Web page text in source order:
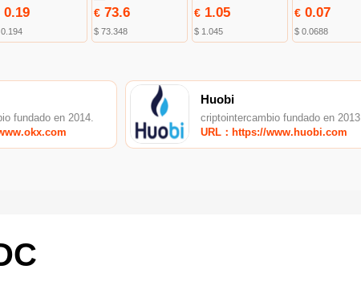
0.19 € 73.6
$ 73.348
€ 1.05
$ 1.045
€ 0.07
$ 0.0688
fundado en 2014.
Huobi
criptointercambio fundado en 2013.
URL：https://www.huobi.com